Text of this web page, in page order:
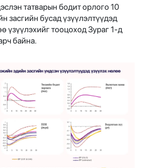
татварын бодит орлого 10
засгийн бусад үзүүлэлтүүдэд
үзүүлэхийг тооцоход Зураг 1-д
байна.